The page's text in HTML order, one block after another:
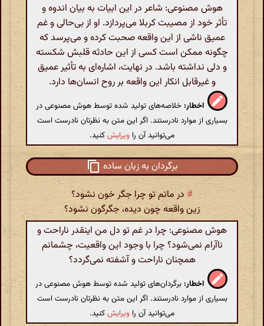
هوش مصنوعی: شاعر در این ابیات به بیان اندوه و
تأثر خود از مصیبت کربلا می‌پردازد. او از بی‌حالی و غم
عمیق ناشی از این واقعه صحبت کرده و می‌پرسد که
چگونه ممکن است کسی از این حادثه قلبش شکسته
و دلی نداشته باشد. در نهایت، اشاره‌ای به تأثیر عمیق
و غیرقابل انکار این واقعه بر روح انسان‌ها دارد.
اخطار: خلاصه‌های تولید شده توسط هوش مصنوعی در
بسیاری از موارد نادرستند. اگر این متن به نظرتان نادرست است
می‌توانید آن را ویرایشکنید.
برگردان به زبان ساده
#در ماتم تو چرا جگر خون نشود؟
زین واقعه چون دیده، جگرگون نشود؟
هوش مصنوعی: چرا در غم تو دل من اینقدر ناراحت و
ناآرام نمی‌شود؟ چرا با وجود این واقعیت، چشمانم
همچنان ناراحت و آشفته نمی‌گردد؟
اخطار: برگردان‌های تولید شده توسط هوش مصنوعی در
بسیاری از موارد نادرستند. اگر این متن به نظرتان نادرست است
می‌توانید آن را ویرایشکنید.